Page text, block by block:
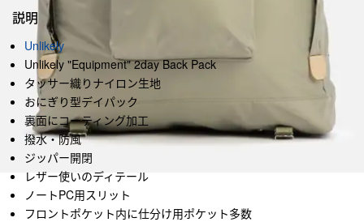
説明
Unlikely
Unlikely "Equipment" 2day Back Pack
タッサー織りナイロン生地
おにぎり型デイパック
裏面にコーティング加工
撥水・防風
ジッパー開閉
レザー使いのディテール
ノートPC用スリット
フロントポケット内に仕分け用ポケット多数